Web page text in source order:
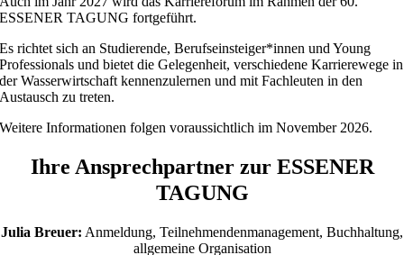
ESSENER TAGUNG fortgeführt.
Es richtet sich an Studierende, Berufseinsteiger*innen und Young
Professionals und bietet die Gelegenheit, verschiedene Karrierewege in
der Wasserwirtschaft kennenzulernen und mit Fachleuten in den
Austausch zu treten.
Weitere Informationen folgen voraussichtlich im November 2026.
Ihre Ansprechpartner zur ESSENER
TAGUNG
Julia Breuer: Anmeldung, Teilnehmendenmanagement, Buchhaltung,
allgemeine Organisation